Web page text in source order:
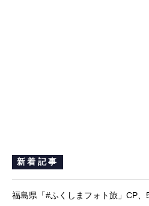
新着記事
福島県「#ふくしまフォト旅」CP、